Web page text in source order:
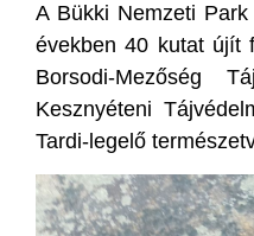
A Bükki Nemzeti
években 40 kutat újít
Borsodi-Mezőség
Kesznyéteni
Tardi-legelő